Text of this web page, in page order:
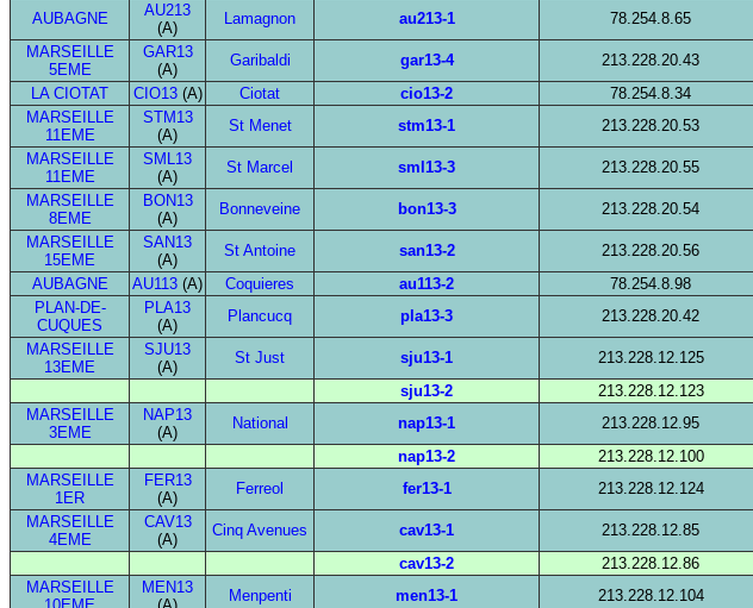
AUBAGNE
AU213
(A)
Lamagnon au213-1 78.254.8.65
MARSEILLE
5EME
GAR13
(A)
Garibaldi gar13-4 213.228.20.43
LA CIOTAT CIO13(A) Ciotat cio13-2 78.254.8.34
MARSEILLE
11EME
STM13
(A)
St Menet stm13-1 213.228.20.53
MARSEILLE
11EME
SML13
(A)
St Marcel sml13-3 213.228.20.55
MARSEILLE
8EME
BON13
(A)
Bonneveine bon13-3 213.228.20.54
MARSEILLE
15EME
SAN13
(A)
St Antoine san13-2 213.228.20.56
AUBAGNE AU113 (A) Coquieres au113-2 78.254.8.98
PLAN-DE-
CUQUES
PLA13
(A)
Plancucq pla13-3 213.228.20.42
MARSEILLE
13EME
SJU13
(A)
St Just sju13-1 213.228.12.125
sju13-2 213.228.12.123
MARSEILLE
3EME
NAP13
(A)
National nap13-1 213.228.12.95
nap13-2 213.228.12.100
MARSEILLE
1ER
FER13
(A)
Ferreol fer13-1 213.228.12.124
MARSEILLE
4EME
CAV13
(A)
Cinq Avenues cav13-1 213.228.12.85
cav13-2 213.228.12.86
MARSEILLE
MEN13
Menpenti men13-1 213.228.12.104